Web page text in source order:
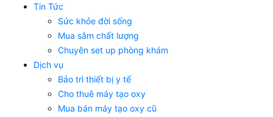
Tin Tức
Sức khỏe đời sống
Mua sắm chất lượng
Chuyên set up phòng khám
Dịch vụ
Bảo trì thiết bị y tế
Cho thuê máy tạo oxy
Mua bán máy tạo oxy cũ